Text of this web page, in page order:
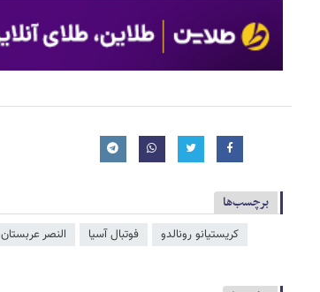
برچسب‌ها
کریستیانو رونالدو فوتبال آسیا النصر عربستان